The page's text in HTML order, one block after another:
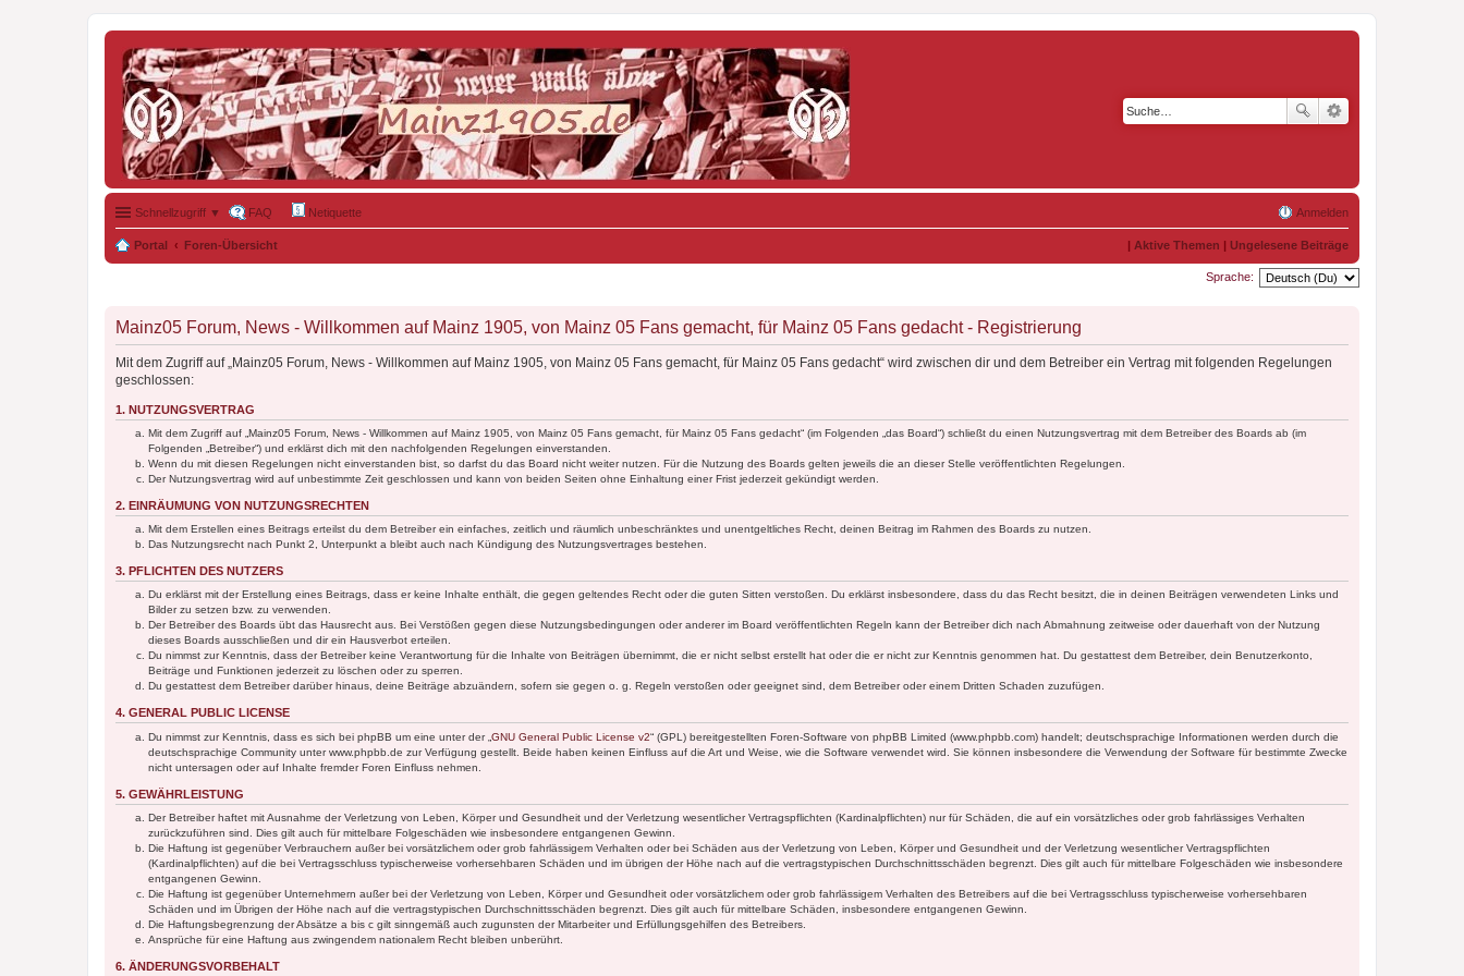
Schnellzugriff ▼ FAQ Netiquette Anmelden
Portal Foren-Übersicht | Aktive Themen | Ungelesene Beiträge
Sprache:
Mainz05 Forum, News - Willkommen auf Mainz 1905, von Mainz 05 Fans gemacht, für Mainz 05 Fans gedacht - Registrierung
Mit dem Zugriff auf „Mainz05 Forum, News - Willkommen auf Mainz 1905, von Mainz 05 Fans gemacht, für Mainz 05 Fans gedacht“ wird zwischen dir und dem Betreiber ein Vertrag mit folgenden Regelungen
geschlossen:
1. NUTZUNGSVERTRAG
Mit dem Zugriff auf „Mainz05 Forum, News - Willkommen auf Mainz 1905, von Mainz 05 Fans gemacht, für Mainz 05 Fans gedacht“ (im Folgenden „das Board“) schließt du einen Nutzungsvertrag mit dem Betreiber des Boards ab (im
Folgenden „Betreiber“) und erklärst dich mit den nachfolgenden Regelungen einverstanden.
Wenn du mit diesen Regelungen nicht einverstanden bist, so darfst du das Board nicht weiter nutzen. Für die Nutzung des Boards gelten jeweils die an dieser Stelle veröffentlichten Regelungen.
Der Nutzungsvertrag wird auf unbestimmte Zeit geschlossen und kann von beiden Seiten ohne Einhaltung einer Frist jederzeit gekündigt werden.
2. EINRÄUMUNG VON NUTZUNGSRECHTEN
Mit dem Erstellen eines Beitrags erteilst du dem Betreiber ein einfaches, zeitlich und räumlich unbeschränktes und unentgeltliches Recht, deinen Beitrag im Rahmen des Boards zu nutzen.
Das Nutzungsrecht nach Punkt 2, Unterpunkt a bleibt auch nach Kündigung des Nutzungsvertrages bestehen.
3. PFLICHTEN DES NUTZERS
Du erklärst mit der Erstellung eines Beitrags, dass er keine Inhalte enthält, die gegen geltendes Recht oder die guten Sitten verstoßen. Du erklärst insbesondere, dass du das Recht besitzt, die in deinen Beiträgen verwendeten Links und
Bilder zu setzen bzw. zu verwenden.
Der Betreiber des Boards übt das Hausrecht aus. Bei Verstößen gegen diese Nutzungsbedingungen oder anderer im Board veröffentlichten Regeln kann der Betreiber dich nach Abmahnung zeitweise oder dauerhaft von der Nutzung
dieses Boards ausschließen und dir ein Hausverbot erteilen.
Du nimmst zur Kenntnis, dass der Betreiber keine Verantwortung für die Inhalte von Beiträgen übernimmt, die er nicht selbst erstellt hat oder die er nicht zur Kenntnis genommen hat. Du gestattest dem Betreiber, dein Benutzerkonto,
Beiträge und Funktionen jederzeit zu löschen oder zu sperren.
Du gestattest dem Betreiber darüber hinaus, deine Beiträge abzuändern, sofern sie gegen o. g. Regeln verstoßen oder geeignet sind, dem Betreiber oder einem Dritten Schaden zuzufügen.
4. GENERAL PUBLIC LICENSE
Du nimmst zur Kenntnis, dass es sich bei phpBB um eine unter der „ GNU General Public License v2“ (GPL) bereitgestellten Foren-Software von phpBB Limited (www.phpbb.com) handelt; deutschsprachige Informationen werden durch die
deutschsprachige Community unter www.phpbb.de zur Verfügung gestellt. Beide haben keinen Einfluss auf die Art und Weise, wie die Software verwendet wird. Sie können insbesondere die Verwendung der Software für bestimmte Zwecke
nicht untersagen oder auf Inhalte fremder Foren Einfluss nehmen.
5. GEWÄHRLEISTUNG
Der Betreiber haftet mit Ausnahme der Verletzung von Leben, Körper und Gesundheit und der Verletzung wesentlicher Vertragspflichten (Kardinalpflichten) nur für Schäden, die auf ein vorsätzliches oder grob fahrlässiges Verhalten
zurückzuführen sind. Dies gilt auch für mittelbare Folgeschäden wie insbesondere entgangenen Gewinn.
Die Haftung ist gegenüber Verbrauchern außer bei vorsätzlichem oder grob fahrlässigem Verhalten oder bei Schäden aus der Verletzung von Leben, Körper und Gesundheit und der Verletzung wesentlicher Vertragspflichten
(Kardinalpflichten) auf die bei Vertragsschluss typischerweise vorhersehbaren Schäden und im übrigen der Höhe nach auf die vertragstypischen Durchschnittsschäden begrenzt. Dies gilt auch für mittelbare Folgeschäden wie insbesondere
entgangenen Gewinn.
Die Haftung ist gegenüber Unternehmern außer bei der Verletzung von Leben, Körper und Gesundheit oder vorsätzlichem oder grob fahrlässigem Verhalten des Betreibers auf die bei Vertragsschluss typischerweise vorhersehbaren
Schäden und im Übrigen der Höhe nach auf die vertragstypischen Durchschnittsschäden begrenzt. Dies gilt auch für mittelbare Schäden, insbesondere entgangenen Gewinn.
Die Haftungsbegrenzung der Absätze a bis c gilt sinngemäß auch zugunsten der Mitarbeiter und Erfüllungsgehilfen des Betreibers.
Ansprüche für eine Haftung aus zwingendem nationalem Recht bleiben unberührt.
6. ÄNDERUNGSVORBEHALT